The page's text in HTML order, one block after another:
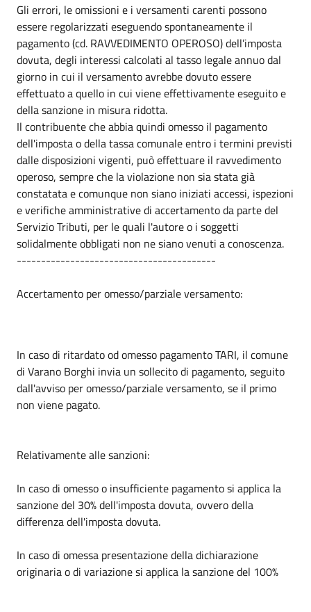
Gli errori, le omissioni e i versamenti carenti possono
essere regolarizzati eseguendo spontaneamente il
pagamento (cd. RAVVEDIMENTO OPEROSO) dell’imposta
dovuta, degli interessi calcolati al tasso legale annuo dal
giorno in cui il versamento avrebbe dovuto essere
effettuato a quello in cui viene effettivamente eseguito e
della sanzione in misura ridotta.
Il contribuente che abbia quindi omesso il pagamento
dell'imposta o della tassa comunale entro i termini previsti
dalle disposizioni vigenti, può effettuare il ravvedimento
operoso, sempre che la violazione non sia stata già
constatata e comunque non siano iniziati accessi, ispezioni
e verifiche amministrative di accertamento da parte del
Servizio Tributi, per le quali l'autore o i soggetti
solidalmente obbligati non ne siano venuti a conoscenza.
-----------------------------------------
Accertamento per omesso/parziale versamento:
In caso di ritardato od omesso pagamento TARI, il comune
di Varano Borghi invia un sollecito di pagamento, seguito
dall'avviso per omesso/parziale versamento, se il primo
non viene pagato.
Relativamente alle sanzioni:
In caso di omesso o insufficiente pagamento si applica la
sanzione del 30% dell'imposta dovuta, ovvero della
differenza dell'imposta dovuta.
In caso di omessa presentazione della dichiarazione
originaria o di variazione si applica la sanzione del 100%